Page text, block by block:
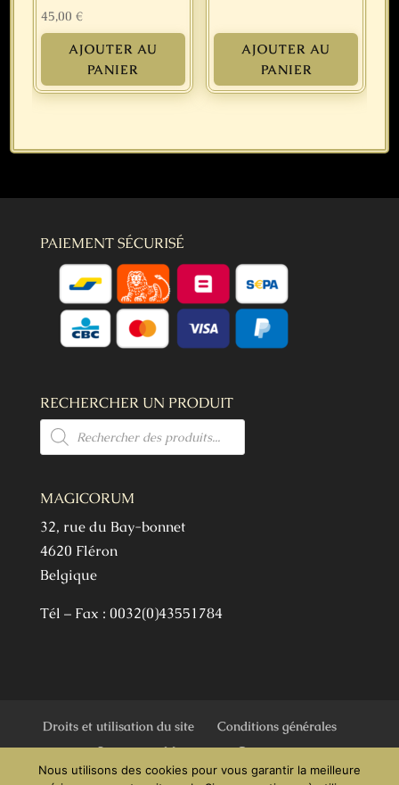
45,00€
AJOUTER AU
PANIER
AJOUTER AU
PANIER
PAIEMENT SÉCURISÉ
RECHERCHER UN PRODUIT
Recherche
de
produits
MAGICORUM
32, rue du Bay-bonnet
4620 Fléron
Belgique
Tél – Fax : 0032(0)43551784
Droits et utilisation du site
Conditions générales
Sources
Marques Contact
Nous utilisons des cookies pour vous garantir la meilleure